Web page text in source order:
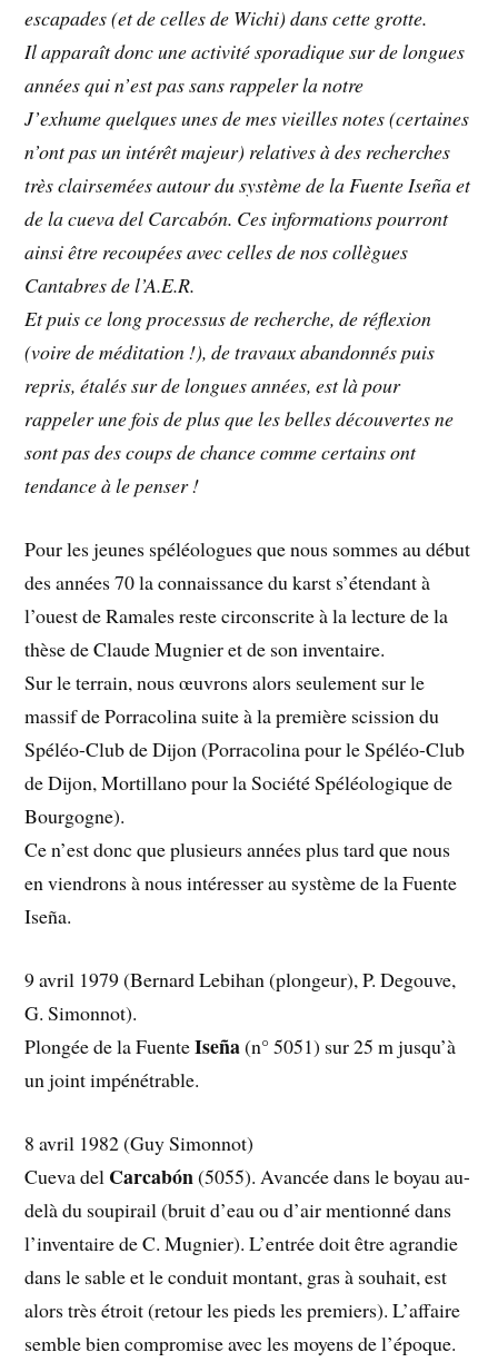
escapades (et de celles de Wichi) dans cette grotte.
Il apparaît donc une activité sporadique sur de longues
années qui n’est pas sans rappeler la notre
J’exhume quelques unes de mes vieilles notes (certaines
n’ont pas un intérêt majeur) relatives à des recherches
très clairsemées autour du système de la Fuente Iseña et
de la cueva del Carcabón. Ces informations pourront
ainsi être recoupées avec celles de nos collègues
Cantabres de l’A.E.R.
Et puis ce long processus de recherche, de réflexion
(voire de méditation !), de travaux abandonnés puis
repris, étalés sur de longues années, est là pour
rappeler une fois de plus que les belles découvertes ne
sont pas des coups de chance comme certains ont
tendance à le penser !
Pour les jeunes spéléologues que nous sommes au début
des années 70 la connaissance du karst s’étendant à
l’ouest de Ramales reste circonscrite à la lecture de la
thèse de Claude Mugnier et de son inventaire.
Sur le terrain, nous œuvrons alors seulement sur le
massif de Porracolina suite à la première scission du
Spéléo-Club de Dijon (Porracolina pour le Spéléo-Club
de Dijon, Mortillano pour la Société Spéléologique de
Bourgogne).
Ce n’est donc que plusieurs années plus tard que nous
en viendrons à nous intéresser au système de la Fuente
Iseña.
9 avril 1979 (Bernard Lebihan (plongeur), P. Degouve,
G. Simonnot).
Plongée de la FuenteIseña(n° 5051) sur 25 m jusqu’à
un joint impénétrable.
8 avril 1982 (Guy Simonnot)
Cueva del Carcabón(5055). Avancée dans le boyau au-
delà du soupirail (bruit d’eau ou d’air mentionné dans
l’inventaire de C. Mugnier). L’entrée doit être agrandie
dans le sable et le conduit montant, gras à souhait, est
alors très étroit (retour les pieds les premiers). L’affaire
semble bien compromise avec les moyens de l’époque.